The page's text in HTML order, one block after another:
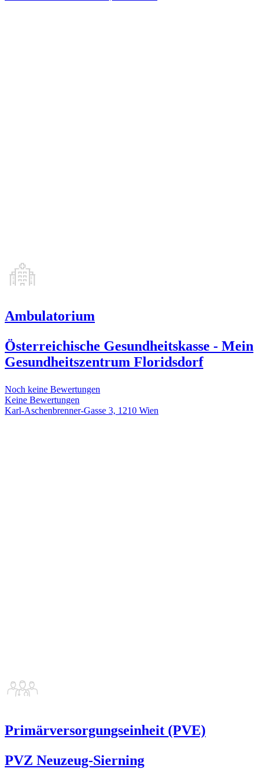
Ambulatorium
Österreichische Gesundheitskasse - Mein
Gesundheitszentrum Floridsdorf
Noch keine Bewertungen
Keine Bewertungen
Karl-Aschenbrenner-Gasse 3, 1210 Wien
Primärversorgungseinheit (PVE)
PVZ Neuzeug-Sierning